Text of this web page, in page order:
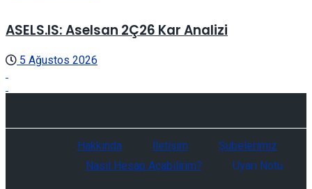
ASELS.IS: Aselsan 2Ç26 Kar Analizi
5 Ağustos 2026
Hakkında İletişim
Şubelerimiz
Nasıl Hesap Açabilirim?
Uyarı Notu